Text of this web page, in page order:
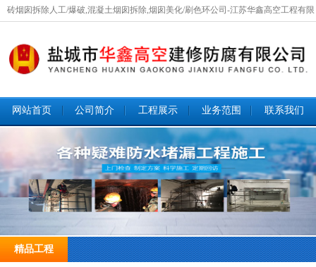
砖烟囱拆除人工/爆破,混凝土烟囱拆除,烟囱美化/刷色环公司-江苏华鑫高空工程有限
网站首页 公司简介 工程展示 业务范围 联系我们
2 / 4
精品工程